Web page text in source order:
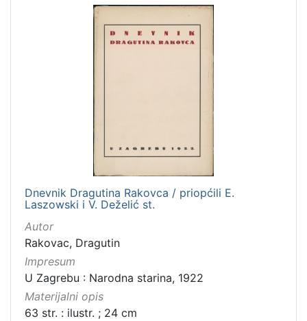
Dnevnik Dragutina Rakovca / priopćili E.
Laszowski i V. Deželić st.
Autor
Rakovac, Dragutin
Impresum
U Zagrebu : Narodna starina, 1922
Materijalni opis
63 str. : ilustr. ; 24 cm